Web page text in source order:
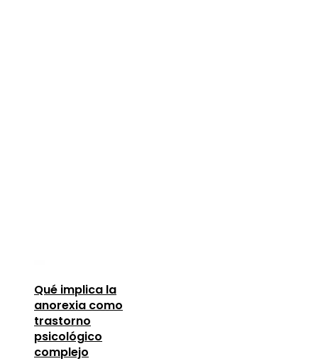
Qué implica la
anorexia como
trastorno
psicológico
complejo